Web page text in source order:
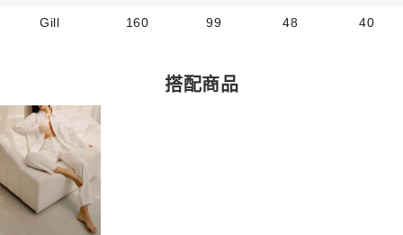
Gill 160 99 48 40
搭配商品